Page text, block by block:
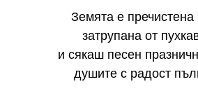
Земята е пречистена
затрупана от
и сякаш песен
душите с радост